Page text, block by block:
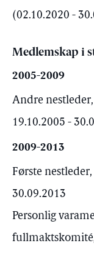
(02.10.2020 -
Medlemskap i
2005-2009
Andre
19.10.2005 -
2009-2013
Første
30.09.2013
Personlig